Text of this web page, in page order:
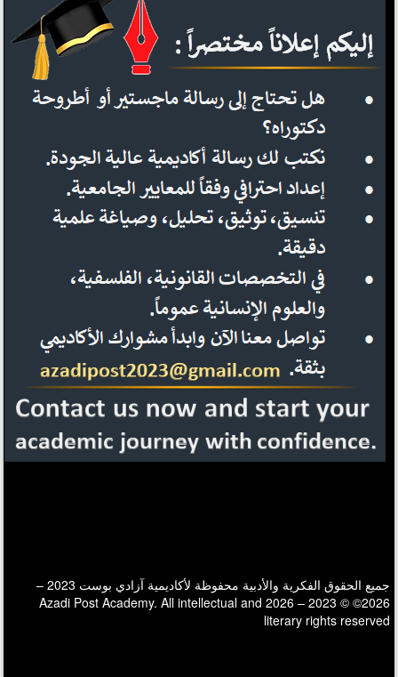
جميع الحقوق الفكرية والأدبية محفوظة لأكاديمية آزادي بوست 2023 –
2026© © 2023 – 2026 Azadi Post Academy. All intellectual and
literary rights reserved